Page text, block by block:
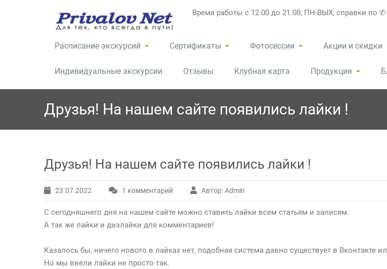
Время работы с 12.00 до 21.00; ПН-ВЫХ; справки по ✆
Расписание экскурсий Сертификаты Фотосессии Акции и скидки
Индивидуальные экскурсии Отзывы Клубная карта Продукция
Друзья! На нашем сайте появились лайки !
Друзья! На нашем сайте появились лайки !
23.07.2022 1 комментарий
Друзья!
На
сайте
Автор: Admin
С сегодняшнего дня на нашем сайте можно ставить лайки всем статьям и записям.
А так же лайки и дизлайки для комментариев!
Казалось бы, ничего нового в лайках нет, подобная система давно существует в Вконтакте
Но мы ввели лайки не просто так.